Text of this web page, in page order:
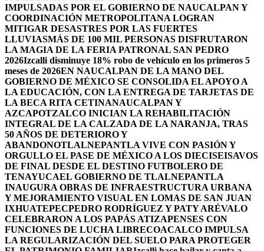
IMPULSADAS POR EL GOBIERNO DE NAUCALPAN Y
COORDINACIÓN METROPOLITANA LOGRAN
MITIGAR DESASTRES POR LAS FUERTES
LLUVIASMÁS DE 100 MIL PERSONAS DISFRUTARON
LA MAGIA DE LA FERIA PATRONAL SAN PEDRO
2026Izcalli disminuye 18% robo de vehículo en los primeros 5
meses de 2026EN NAUCALPAN DE LA MANO DEL
GOBIERNO DE MÉXICO SE CONSOLIDA EL APOYO A
LA EDUCACIÓN, CON LA ENTREGA DE TARJETAS DE
LA BECA RITA CETINANAUCALPAN Y
AZCAPOTZALCO INICIAN LA REHABILITACIÓN
INTEGRAL DE LA CALZADA DE LA NARANJA, TRAS
50 AÑOS DE DETERIORO Y
ABANDONOTLALNEPANTLA VIVE CON PASIÓN Y
ORGULLO EL PASE DE MÉXICO A LOS DIECISEISAVOS
DE FINAL DESDE EL DESTINO FUTBOLERO DE
TENAYUCAEL GOBIERNO DE TLALNEPANTLA
INAUGURA OBRAS DE INFRAESTRUCTURA URBANA
Y MEJORAMIENTO VISUAL EN LOMAS DE SAN JUAN
IXHUATEPECPEDRO RODRÍGUEZ Y PATY ARÉVALO
CELEBRARON A LOS PAPÁS ATIZAPENSES CON
FUNCIONES DE LUCHA LIBRECOACALCO IMPULSA
LA REGULARIZACIÓN DEL SUELO PARA PROTEGER